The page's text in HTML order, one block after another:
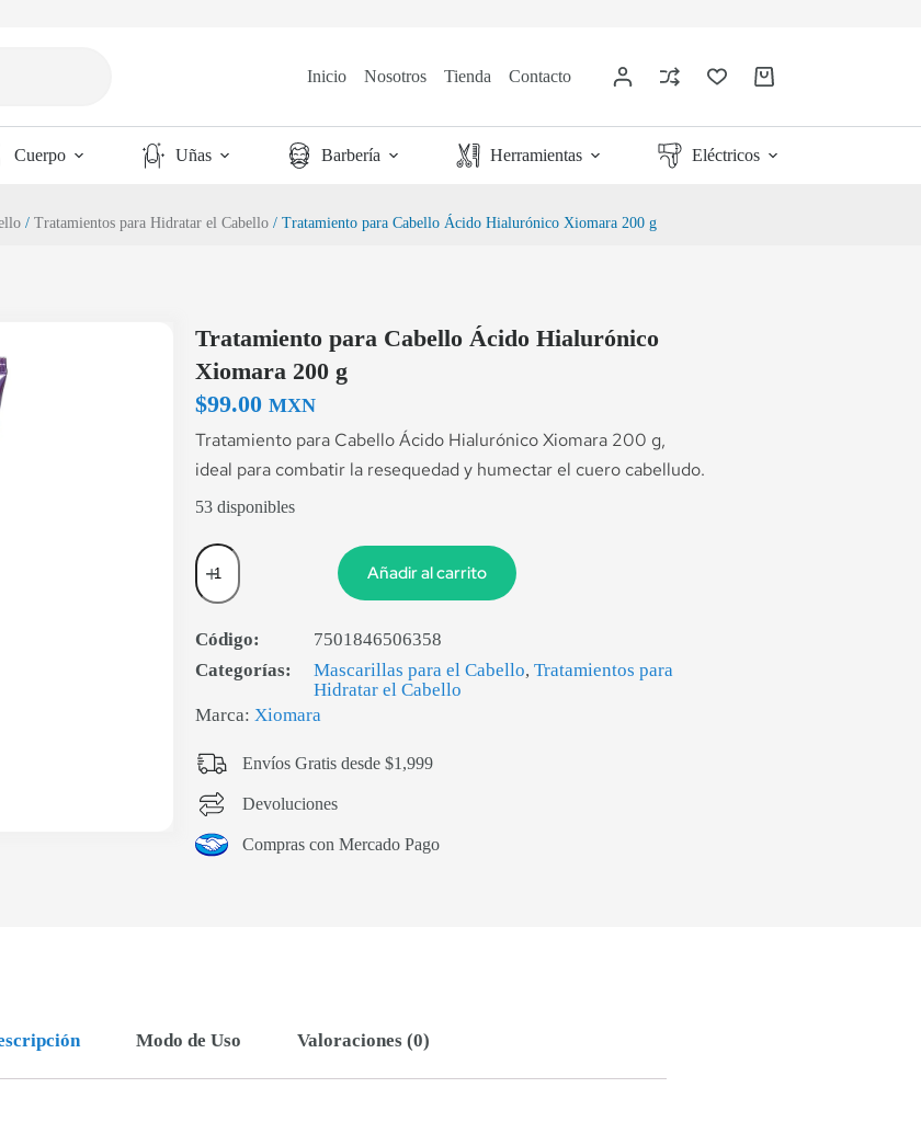
Inicio Nosotros Tienda Contacto
Cuerpo Uñas Barbería Herramientas Eléctricos
/Tratamientos para Hidratar el Cabello / Tratamiento para Cabello Ácido Hialurónico Xiomara 200 g
Tratamiento para Cabello Ácido Hialurónico
Xiomara 200 g
$99.00 MXN
Tratamiento para Cabello Ácido Hialurónico Xiomara 200 g,
ideal para combatir la resequedad y humectar el cuero cabelludo.
53 disponibles
Añadir al carrito
Código:
7501846506358
Categorías:
Mascarillas para el Cabello, Tratamientos para
Hidratar el Cabello
Marca: Xiomara
Envíos Gratis desde $1,999
Devoluciones
Compras con Mercado Pago
Modo de Uso Valoraciones (0)